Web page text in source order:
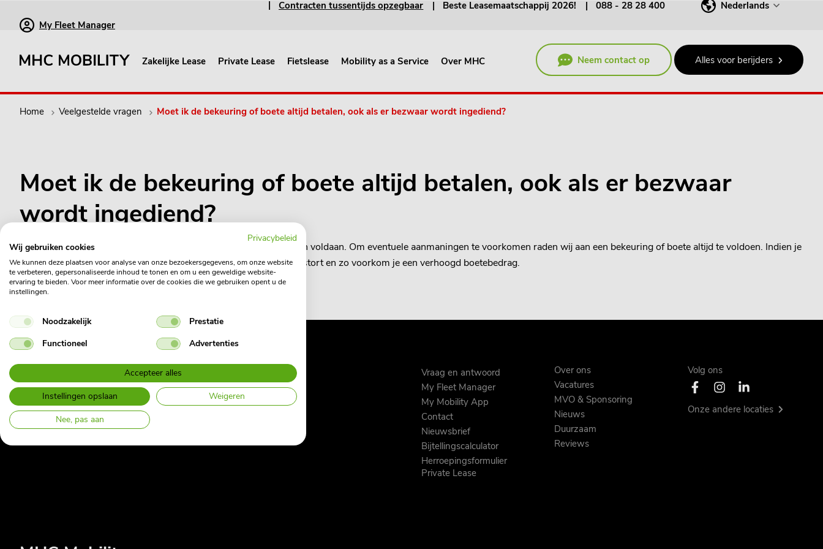
Contracten tussentijds opzegbaar Beste Leasemaatschappij 2026! 088 - 28 28 400
Nederlands
My Fleet Manager
Zakelijke Lease Private Lease Fietslease Mobility as a Service Over MHC Neem contact op Alles voor berijders
Home Veelgestelde vragen Moet ik de bekeuring of boete altijd betalen, ook als er bezwaar wordt ingediend?
Moet ik de bekeuring of boete altijd betalen, ook als er bezwaar
wordt ingediend?
Op de bekeuring of boete staat vermeld of het bedrag moet worden voldaan. Om eventuele aanmaningen te voorkomen raden wij aan een bekeuring of boete altijd te voldoen. Indien je
bezwaar gegrond wordt verklaard, wordt het bedrag altijd teruggestort en zo voorkom je een verhoogd boetebedrag.
Alle leasevormen
Operational lease
Short lease
Zakelijke lease
Private lease
Occasions
Vraag en antwoord
My Fleet Manager
My Mobility App
Contact
Nieuwsbrief
Bijtellingscalculator
Herroepingsformulier
Private Lease
Over ons
Vacatures
MVO & Sponsoring
Nieuws
Duurzaam
Reviews
Volg ons
Onze andere locaties
Privacybeleid
Wij gebruiken cookies
We kunnen deze plaatsen voor analyse van onze bezoekersgegevens, om onze website
te verbeteren, gepersonaliseerde inhoud te tonen en om u een geweldige website-
ervaring te bieden. Voor meer informatie over de cookies die we gebruiken opent u de
instellingen.
Noodzakelijk
Prestatie
Functioneel
Advertenties
Accepteer alles
Instellingen opslaan
Weigeren
Nee, pas aan